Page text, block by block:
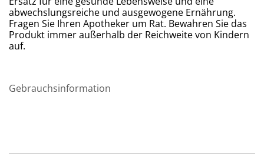
abwechslungsreiche und ausgewogene Ernährung.
Fragen Sie Ihren Apotheker um Rat. Bewahren Sie das
Produkt immer außerhalb der Reichweite von Kindern
auf.
Gebrauchsinformation